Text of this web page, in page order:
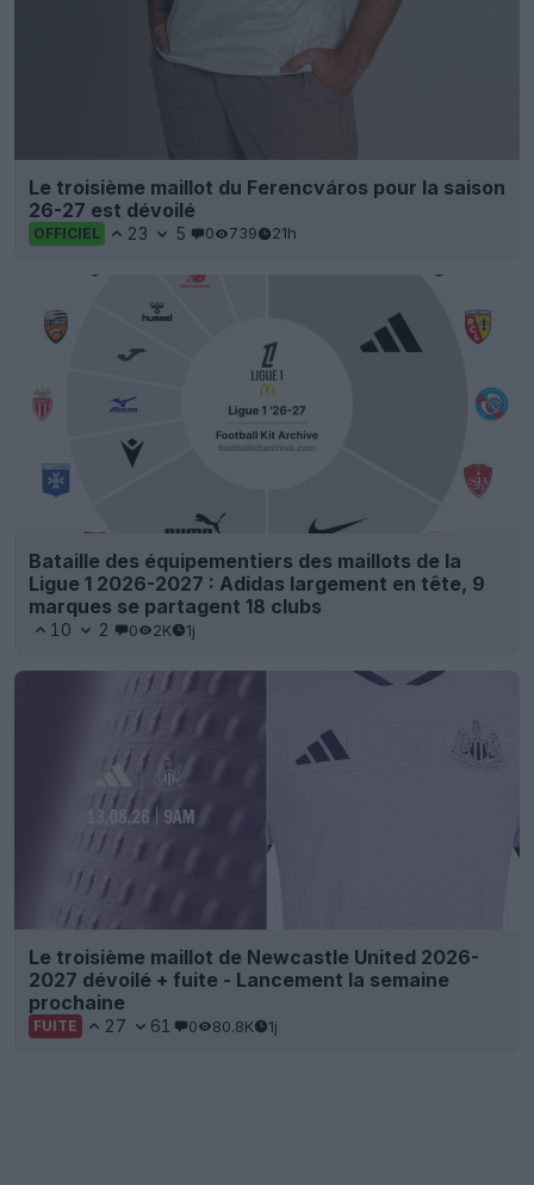
Le troisième maillot du Ferencváros pour la saison
26-27 est dévoilé
OFFICIEL 23 5 0 739 21h
Bataille des équipementiers des maillots de la
Ligue 1 2026-2027 : Adidas largement en tête, 9
marques se partagent 18 clubs
10 2 0 2K 1j
Le troisième maillot de Newcastle United 2026-
2027 dévoilé + fuite - Lancement la semaine
prochaine
FUITE 27 61 0 80.8K 1j